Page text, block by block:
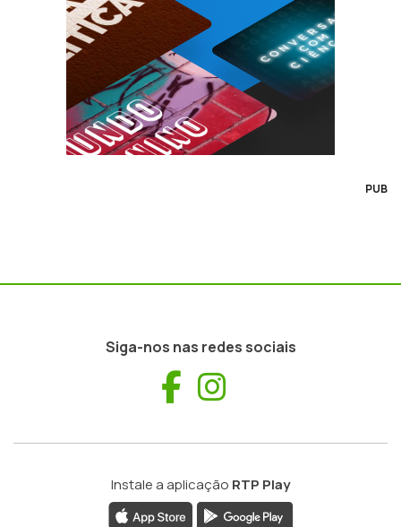
PUB
Siga-nos nas redes sociais
Facebook
Instale a aplicação RTP Play